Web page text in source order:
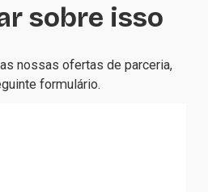
sobre isso
nossas ofertas de parceria,
formulário.